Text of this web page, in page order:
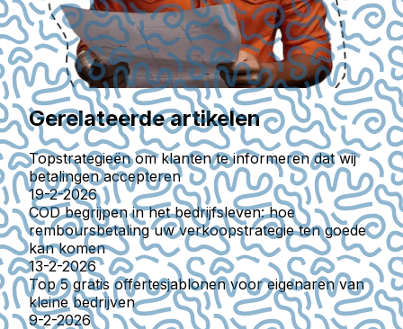
Gerelateerde artikelen
Topstrategieën om klanten te informeren dat wij
betalingen accepteren
19-2-2026
COD begrijpen in het bedrijfsleven: hoe
remboursbetaling uw verkoopstrategie ten goede
kan komen
13-2-2026
Top 5 gratis offertesjablonen voor eigenaren van
kleine bedrijven
9-2-2026